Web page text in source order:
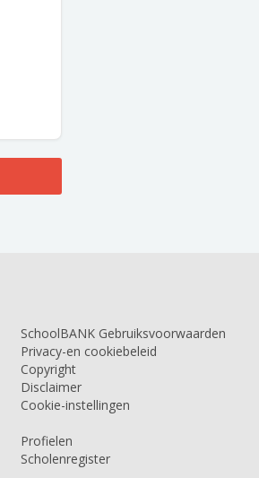
SchoolBANK Gebruiksvoorwaarden
Privacy-en cookiebeleid
Copyright
Disclaimer
Cookie-instellingen
Profielen
Scholenregister